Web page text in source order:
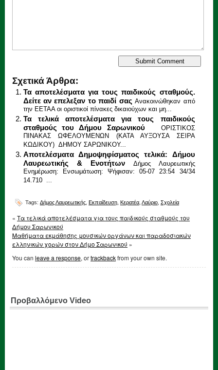
Σχετικά Άρθρα:
Τα αποτελέσματα για τους παιδικούς σταθμούς.
Δείτε αν επελεξαν το παιδί σας Ανακοινώθηκαν από
την ΕΕΤΑΑ οι οριστικοί πίνακες δικαιούχων και μη...
Τα τελικά αποτελέσματα για τους παιδικούς
σταθμούς του Δήμου Σαρωνικού
ΟΡΙΣΤΙΚΟΣ
ΠΙΝΑΚΑΣ ΩΦΕΛΟΥΜΕΝΩΝ (ΚΑΤΑ ΑΥΞΟΥΣΑ ΣΕΙΡΑ
ΚΩΔΙΚΟΥ) ΔΗΜΟΥ ΣΑΡΩΝΙΚΟΥ...
Αποτελέσματα Δημοψηφίσματος τελικά: Δήμου
Λαυρεωτικής & Ενοτήτων
Δήμος Λαυρεωτικής
Ενημέρωση: Ενσωμάτωση: Ψήφισαν: 05-07 23:54 34/34
14.710 ...
Tags: Δήμος Λαυρεωτικής Εκπαίδευση Κερατέα Λαύριο Σχολεία
« Τα τελικά αποτελέσματα για τους παιδικούς σταθμούς του
Δήμου Σαρωνικού
Μαθήματα εκμάθησης μουσικών οργάνων και παραδοσιακών
ελληνικών χορών στον Δήμο Σαρωνικού »
You can leave a response, ortrackbackfrom your own site.
Προβαλλόμενο Video